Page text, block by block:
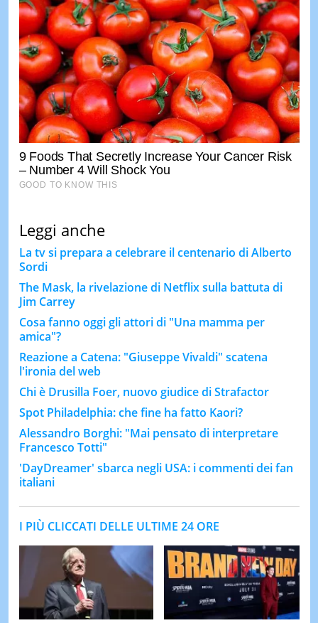
Leggi anche
La tv si prepara a celebrare il centenario di Alberto
Sordi
The Mask, la rivelazione di Netflix sulla battuta di
Jim Carrey
Cosa fanno oggi gli attori di "Una mamma per
amica"?
Reazione a Catena: "Giuseppe Vivaldi" scatena
l'ironia del web
Chi è Drusilla Foer, nuovo giudice di Strafactor
Spot Philadelphia: che fine ha fatto Kaori?
Alessandro Borghi: "Mai pensato di interpretare
Francesco Totti"
'DayDreamer' sbarca negli USA: i commenti dei fan
italiani
I PIÙ CLICCATI DELLE ULTIME 24 ORE